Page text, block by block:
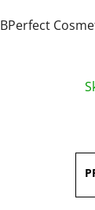
BPerfect